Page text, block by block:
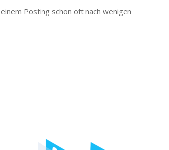
Posting schon oft nach wenigen